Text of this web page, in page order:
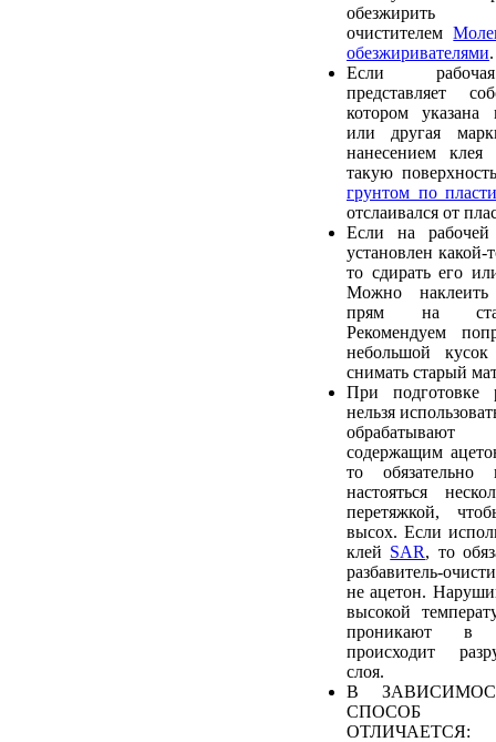
обезжирить
очистителем
обезжиривателями.
Если
представляет
котором указана
или другая
нанесением клея
такую
грунтом по
отслаивался от
Если на рабочей
установлен какой-
то сдирать его
Можно
прям на
Рекомендуем
небольшой
снимать старый
При подготовке
нельзя
обрабатывают
содержащим
то
настояться
перетяжкой,
высох. Если
клей SAR, то
разбавитель-
не ацетон.
высокой
проникают в
происходит
слоя.
В
СПОСОБ
ОТЛИЧАЕТСЯ: